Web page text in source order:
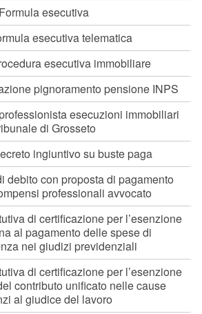
Formula esecutiva
esecutiva telematica
esecutiva immobiliare
pignoramento pensione INPS
esecuzioni immobiliari
di Grosseto
ingiuntivo su buste paga
debito con proposta di pagamento
professionali avvocato
di certificazione per l’esenzione
al pagamento delle spese di
nei giudizi previdenziali
di certificazione per l’esenzione
contributo unificato nelle cause
al giudice del lavoro